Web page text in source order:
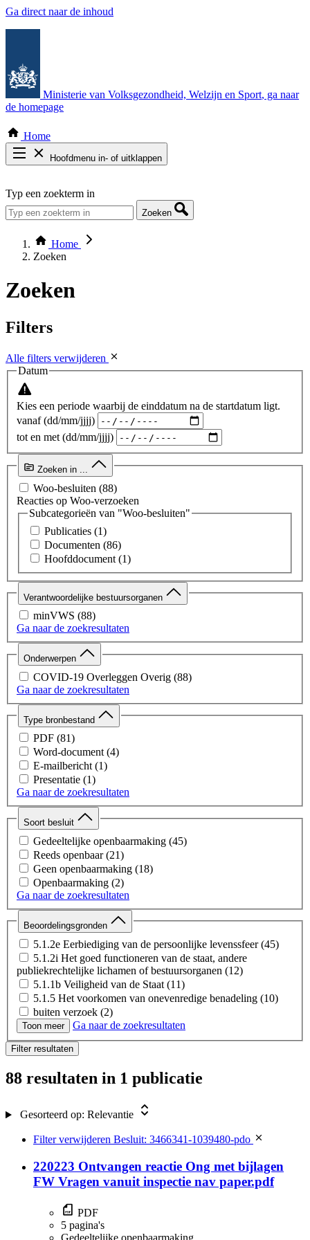
Ga direct naar de inhoud
Ministerie van Volksgezondheid, Welzijn en Sport, ga naar
de homepage
Home
Hoofdmenu in- of uitklappen
Thema COVID-19
Bekijk per bestuursorgaan
Typ een zoekterm in
Zoeken
Home
Zoeken
Zoeken
Filters
Alle filters verwijderen
Datum
Kies een periode waarbij de einddatum na de startdatum ligt.
vanaf (dd/mm/jjjj)
tot en met (dd/mm/jjjj)
Zoeken in ...
Woo-besluiten (88)
Reacties op Woo-verzoeken
Subcategorieën van "Woo-besluiten"
Publicaties (1)
Documenten (86)
Hoofddocument (1)
Verantwoordelijke bestuursorganen
minVWS (88)
Ga naar de zoekresultaten
Onderwerpen
COVID-19 Overleggen Overig (88)
Ga naar de zoekresultaten
Type bronbestand
PDF (81)
Word-document (4)
E-mailbericht (1)
Presentatie (1)
Ga naar de zoekresultaten
Soort besluit
Gedeeltelijke openbaarmaking (45)
Reeds openbaar (21)
Geen openbaarmaking (18)
Openbaarmaking (2)
Ga naar de zoekresultaten
Beoordelingsgronden
5.1.2e Eerbiediging van de persoonlijke levenssfeer (45)
5.1.2i Het goed functioneren van de staat, andere
publiekrechtelijke lichamen of bestuursorganen (12)
5.1.1b Veiligheid van de Staat (11)
5.1.5 Het voorkomen van onevenredige benadeling (10)
buiten verzoek (2)
5.1.2c Opsporing en vervolging van strafbare feiten
Toon meer Ga naar de zoekresultaten
Filter resultaten
88 resultaten in 1 publicatie
Gesorteerd op: Relevantie
Filter verwijderen Besluit: 3466341-1039480-pdo
220223 Ontvangen reactie Ong met bijlagen
FW Vragen vanuit inspectie nav paper.pdf
PDF
5 pagina's
Gedeeltelijke openbaarmaking